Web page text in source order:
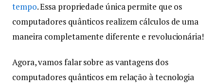
tempo. Essa propriedade única permite que os
computadores quânticos realizem cálculos de uma
maneira completamente diferente e revolucionária!
Agora, vamos falar sobre as vantagens dos
computadores quânticos em relação à tecnologia